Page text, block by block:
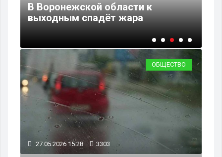
В Воронежской области к
выходным спадёт жара
ОБЩЕСТВО
27.05.2026 15:28 3303